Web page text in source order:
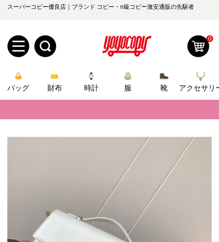
スーパーコピー優良店｜ブランド コピー・n級コピー激安通販の先駆者
規
ロ
0
バッグ 財布 時計 服 靴
アクセサリ
新作入荷！ルイ・ヴィトンスーパーコピー バッグ最新モデルが登場。
当店は正真正銘のn級スーパーコピーのみ取扱い。最高品質の再現度を
2026春の新作続々更新中！期間中のご注文でお得な割引をご利用いただ
新作入荷！ルイ・ヴィトンスーパーコピー バッグ最新モデルが登場。